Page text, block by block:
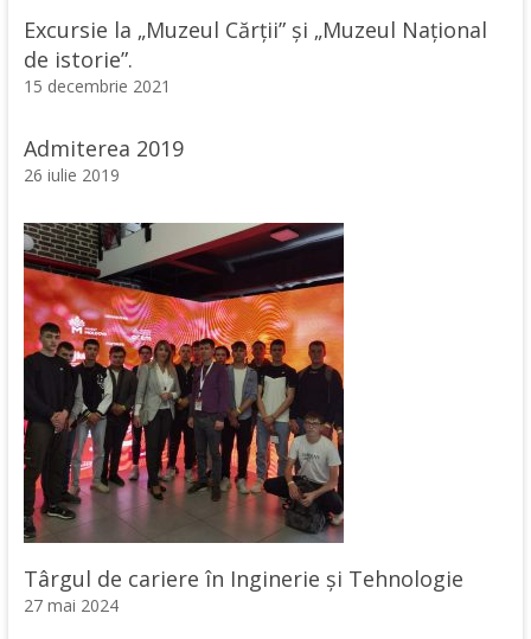
Excursie la „Muzeul Cărții” și „Muzeul Național
de istorie”.
15 decembrie 2021
Admiterea 2019
26 iulie 2019
Târgul de cariere în Inginerie și Tehnologie
27 mai 2024